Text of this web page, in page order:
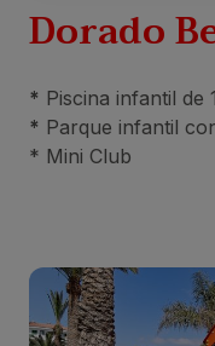
Dorado
* Piscina infantil de
* Parque infantil
* Mini Club